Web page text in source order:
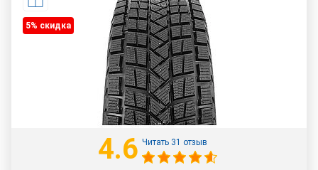
5% cкидка
4.6 Читать 31 отзыв